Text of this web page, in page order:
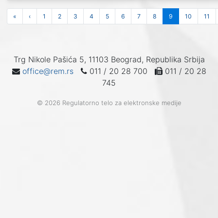
« ‹ 1 2 3 4 5 6 7 8 9 10 11
Trg Nikole Pašića 5, 11103 Beograd, Republika Srbija
office@rem.rs
011 / 20 28 700
011 / 20 28
745
© 2026 Regulatorno telo za elektronske medije